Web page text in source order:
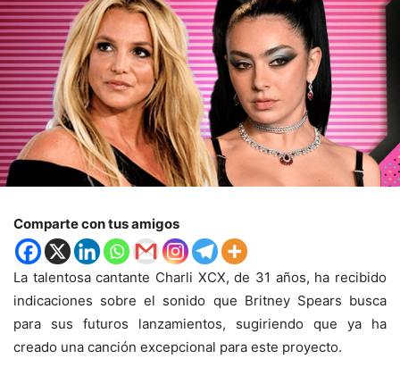
Comparte con tus amigos
La talentosa cantante Charli XCX, de 31 años, ha recibido
indicaciones sobre el sonido que Britney Spears busca
para sus futuros lanzamientos, sugiriendo que ya ha
creado una canción excepcional para este proyecto.